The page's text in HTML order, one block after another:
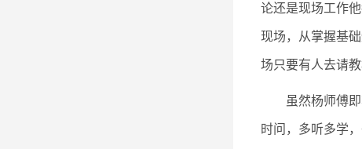
论还是现场工作
现场，从掌握基
场只要有人去请
虽然杨师傅
时问，多听多学